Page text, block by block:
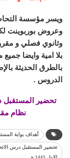
ويسر مؤسسة
وعروض بوربوينت
وثانوي فصلي و
بلا امية وايضا
بالطرق الحديثة
الدروس .
تحضير المستقبل
نظام
أهداف بوابة
تحضير المستقبل درس